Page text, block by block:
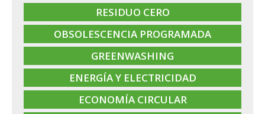
RESIDUO CERO
OBSOLESCENCIA PROGRAMADA
GREENWASHING
ENERGÍA Y ELECTRICIDAD
ECONOMÍA CIRCULAR